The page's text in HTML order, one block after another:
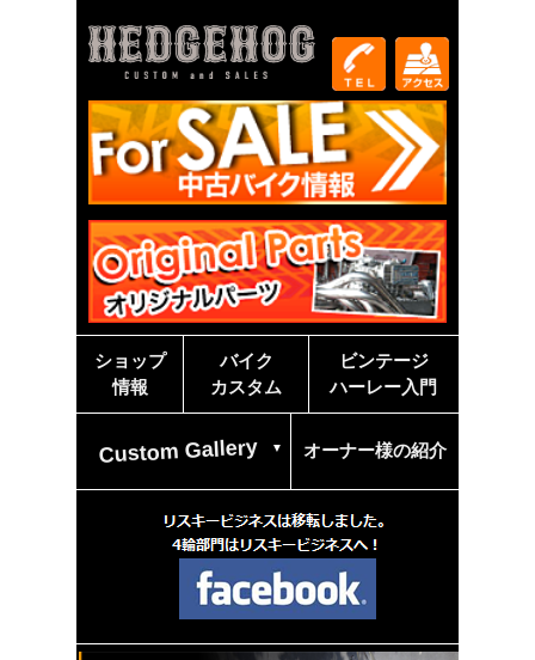
ショップ
情報
バイク
カスタム
ビンテージ
ハーレー入門
Custom Gallery オーナー様の紹介